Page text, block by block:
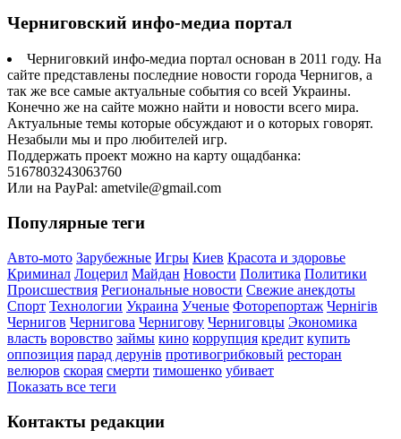
Черниговский инфо-медиа портал
Черниговкий инфо-медиа портал основан в 2011 году. На
сайте представлены последние новости города Чернигов, а
так же все самые актуальные события со всей Украины.
Конечно же на сайте можно найти и новости всего мира.
Актуальные темы которые обсуждают и о которых говорят.
Незабыли мы и про любителей игр.
Поддержать проект можно на карту ощадбанка:
5167803243063760
Или на PayPal: ametvile@gmail.com
Популярные теги
Авто-мото Зарубежные Игры Киев Красота и здоровье
Криминал Лоцерил Майдан Новости Политика Политики
Происшествия Региональные новости Свежие анекдоты
Спорт Технологии Украина Ученые Фоторепортаж Чернігів
Чернигов Чернигова Чернигову Черниговцы Экономика
власть воровство займы кино коррупция кредит купить
оппозиция парад дерунів противогрибковый ресторан
велюров скорая смерти тимошенко убивает
Показать все теги
Контакты редакции